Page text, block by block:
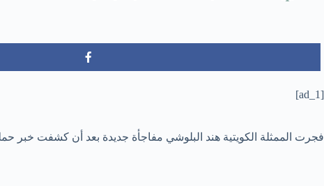
[ad_1]
فجرت الممثلة الكويتية هند البلوشي مفاجأة جديدة بعد أن كشفت خبر